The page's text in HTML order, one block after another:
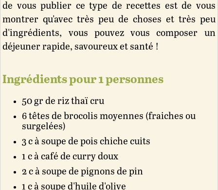
de vous publier ce type de recettes est de vous
montrer qu'avec très peu de choses et très peu
d'ingrédients, vous pouvez vous composer un
déjeuner rapide, savoureux et santé !
Ingrédients pour1personnes
50 gr de riz thaï cru
6 têtes de brocolis moyennes (fraiches ou
surgelées)
3 c à soupe de pois chiche cuits
1 c à café de curry doux
2 c à soupe de pignons de pin
1 c à soupe d'huile d'olive